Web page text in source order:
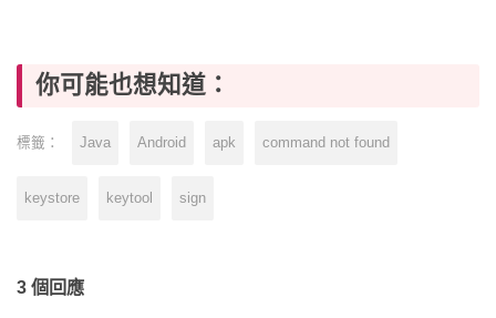
你可能也想知道：
標籤： Java Android apk command not found
keystore keytool sign
3 個回應